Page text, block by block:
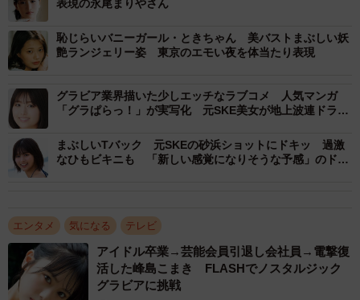
やっぱり水着のシーン♡でも、それだけではなく、表紙へ
の道のり、この業界の闇、そしてさくらと忍のマネージャ
ーになる絆、恋愛。沢山の見どころがあります！ ドキドキ
ハラハラしながらみてください」とコメントしています。
表現の永尾まりやさん
恥じらいバニーガール・ときちゃん 美バストまぶしい妖
艶ランジェリー姿 東京のエモい夜を体当たり表現
グラビア業界描いた少しエッチなラブコメ 人気マンガ
「グラぱらっ！」が実写化 元SKE美女が地上波連ドラ初
まぶしいTバック 元SKEの砂浜ショットにドキッ 過激
なひもビキニも 「新しい感覚になりそうな予感」のドラ
エンタメ 気になる テレビ
アイドル卒業→芸能会員引退し会社員→電撃復
活した峰島こまき FLASHでノスタルジック
グラビアに挑戦